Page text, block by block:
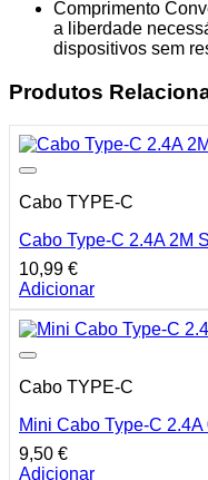
Comprimento
a liberdade
dispositivos sem
Produtos
Cabo TYPE-C
Cabo Type-C 2.4A 2M
10,99 €
Adicionar
Cabo TYPE-C
Mini Cabo Type-C 2.4A
9,50 €
Adicionar